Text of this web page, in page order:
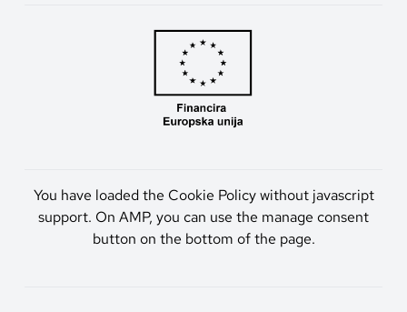
You have loaded the Cookie Policy without javascript
support. On AMP, you can use the manage consent
button on the bottom of the page.